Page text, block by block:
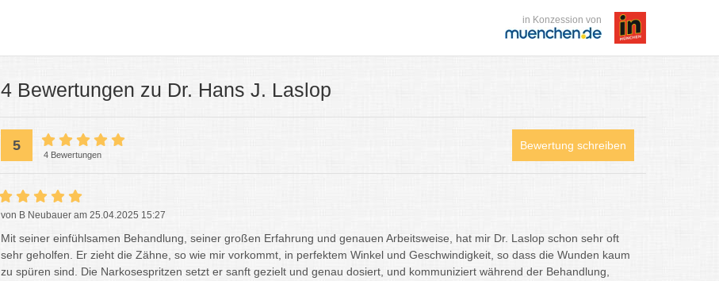
in Konzession von
4 Bewertungen zu Dr. Hans J. Laslop
5
4 Bewertungen
Bewertung schreiben
von B Neubauer am 25.04.2025 15:27
Mit seiner einfühlsamen Behandlung, seiner großen Erfahrung und genauen Arbeitsweise, hat mir Dr. Laslop schon sehr oft
sehr geholfen. Er zieht die Zähne, so wie mir vorkommt, in perfektem Winkel und Geschwindigkeit, so dass die Wunden kaum
zu spüren sind. Die Narkosespritzen setzt er sanft gezielt und genau dosiert, und kommuniziert während der Behandlung,